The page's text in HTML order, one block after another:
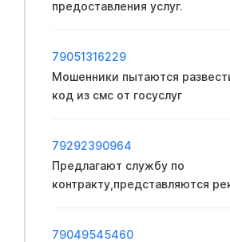
предоставления услуг.
79051316229
Мошенники пытаются
код из смс от госуслуг
79292390964
Предлагают службу по
контракту,представляются
79049545460